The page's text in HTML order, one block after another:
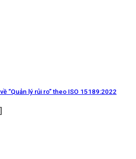
“Quản lý rủi ro” theo ISO 15189:2022